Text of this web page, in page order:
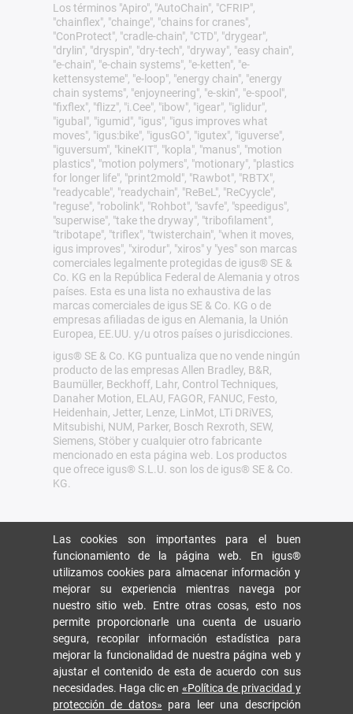
Los términos "Apiro", "AutoChain", "CFRIP",
"chainflex", "chainge", "chains for cranes",
"ConProtect", "cradle-chain", "CTD", "drygear",
"drylin", "dryspin", "dry-tech", "dryway", "easy chain",
"e-chain", "e-chain systems", "e-ketten", "e-
kettensysteme", "e-loop", "energy chain", "energy
chain systems", "enjoyneering", "e-skin", "e-spool",
"fixflex", "flizz", "i.Cee", "ibow", "igear", "iglidur",
"igubal", "igumid", "igus", "igus improves what
moves", "igus:bike", "igusGO", "igutex", "iguverse",
"iguversum", "kineKIT", "kopla", "manus", "motion
plastics", "motion polymers", "motionary", "plastics
for longer life", "print2mold", "Rawbot", "RBTX",
"readycable", "readychain", "ReBeL", "ReCyycle",
"reguse", "robolink", "Rohbot", "savfe", "speedigus",
"superwise", "take the dryway", "tribofilament",
"tribotape", "triflex", "twisterchain", "when it moves,
igus improves", "xirodur", "xiros" y "yes" son marcas
comerciales legalmente protegidas de igus® SE &
Co. KG en la República Federal de Alemania y otros
países. Esta es una lista no exhaustiva de las
marcas comerciales de igus SE & Co. KG o de
empresas afiliadas de igus en Alemania, la Unión
Europea, EE.UU. y/u otros países o jurisdicciones.
igus® SE & Co. KG puntualiza que no vende ningún
producto de las empresas Allen Bradley, B&R,
Baumüller, Beckhoff, Lahr, Control Techniques,
Danaher Motion, ELAU, FAGOR, FANUC, Festo,
Heidenhain, Jetter, Lenze, LinMot, LTi DRiVES,
Mitsubishi, NUM, Parker, Bosch Rexroth, SEW,
Siemens, Stöber y cualquier otro fabricante
mencionado en esta página web. Los productos
que ofrece igus® S.L.U. son los de igus® SE & Co.
KG.
Las cookies son importantes para el buen
funcionamiento de la página web. En igus®
utilizamos cookies para almacenar información y
mejorar su experiencia mientras navega por
nuestro sitio web. Entre otras cosas, esto nos
permite proporcionarle una cuenta de usuario
segura, recopilar información estadística para
mejorar la funcionalidad de nuestra página web y
ajustar el contenido de esta de acuerdo con sus
necesidades. Haga clic en «Política de privacidad y
protección de datos» para leer una descripción